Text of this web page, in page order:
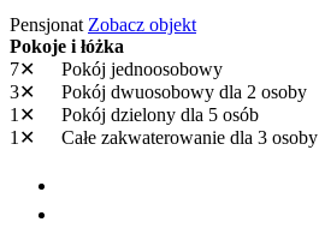
Pensjonat Zobacz objekt
Pokoje i łóżka
7✕
Pokój jednoosobowy
3✕
Pokój dwuosobowy dla 2 osoby
1✕
Pokój dzielony dla 5 osób
1✕
Całe zakwaterowanie dla 3 osoby